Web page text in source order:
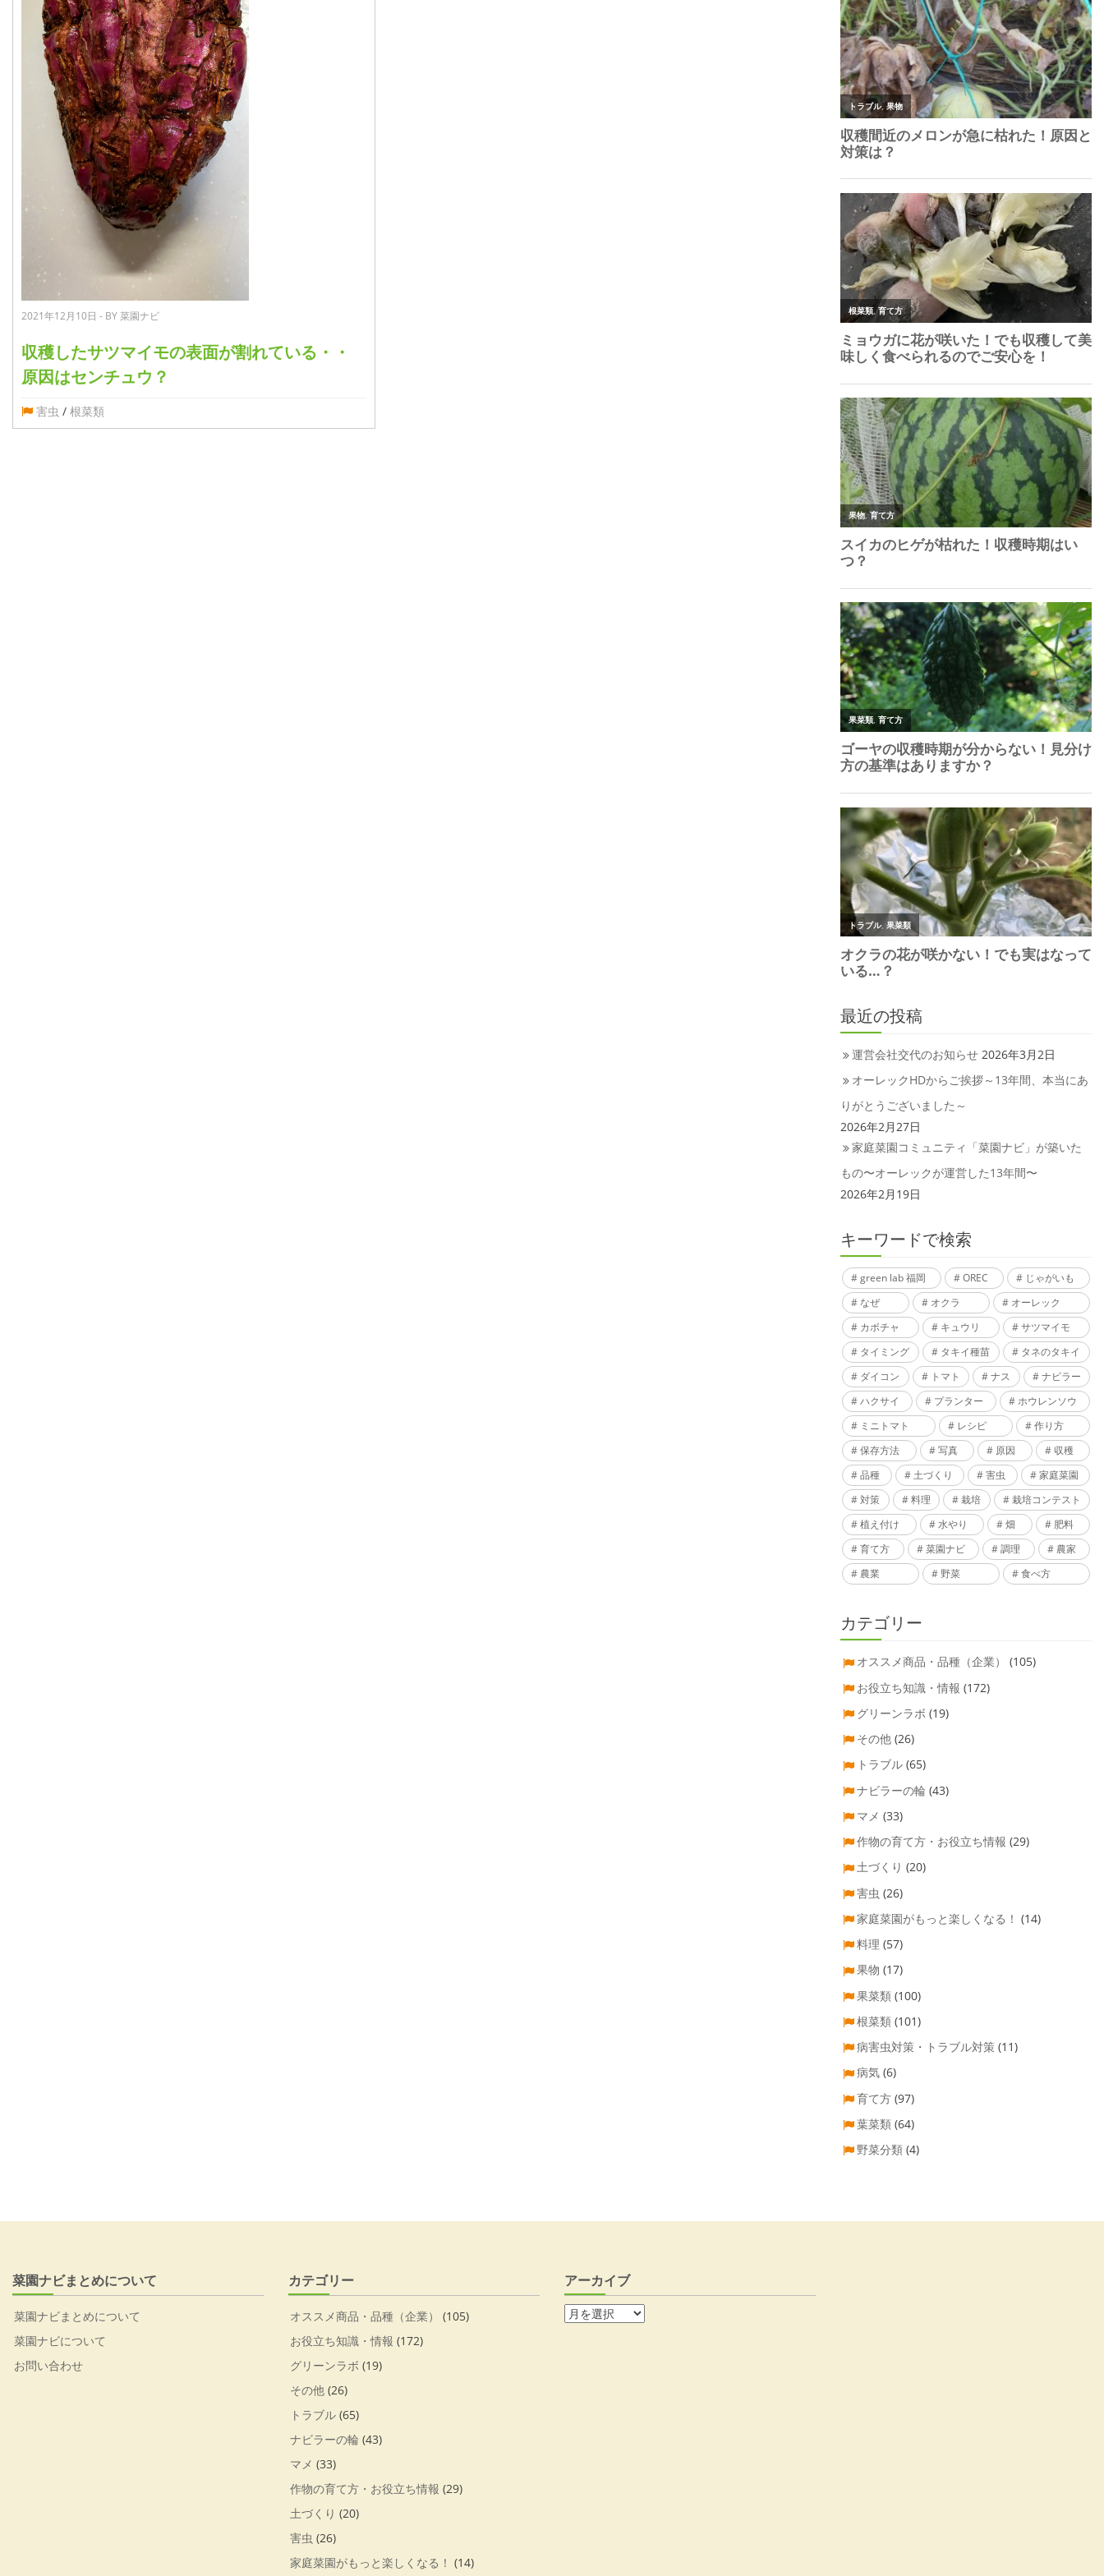
2021年12月10日 - BY 菜園ナビ
収穫したサツマイモの表面が割れている・・
原因はセンチュウ？
害虫 / 根菜類
最近の投稿
運営会社交代のお知らせ 2026年3月2日
オーレックHDからご挨拶～13年間、本当にあ
りがとうございました～
2026年2月27日
家庭菜園コミュニティ「菜園ナビ」が築いた
もの〜オーレックが運営した13年間〜
2026年2月19日
キーワードで検索
green lab 福岡 OREC
じゃがいも
なぜ
オクラ
オーレック
カボチャ
キュウリ
サツマイモ
タイミング
タキイ種苗
タネのタキイ
ダイコン
トマト ナス
ナビラー
ハクサイ
プランター
ホウレンソウ
ミニトマト
レシピ
作り方
保存方法
写真 原因
収穫
品種
土づくり 害虫
家庭菜園
対策
料理 栽培
栽培コンテスト
植え付け
水やり 畑
肥料
育て方
菜園ナビ 調理
農家
農業
野菜 食べ方
カテゴリー
オススメ商品・品種（企業）
(105)
お役立ち知識・情報 (172)
グリーンラボ (19)
その他 (26)
トラブル (65)
ナビラーの輪 (43)
マメ (33)
作物の育て方・お役立ち情報 (29)
土づくり (20)
害虫 (26)
家庭菜園がもっと楽しくなる！ (14)
料理 (57)
果物 (17)
果菜類 (100)
根菜類 (101)
病害虫対策・トラブル対策 (11)
病気 (6)
育て方 (97)
葉菜類 (64)
野菜分類 (4)
菜園ナビまとめについて
菜園ナビまとめについて
菜園ナビについて
お問い合わせ
カテゴリー
オススメ商品・品種（企業）
(105)
お役立ち知識・情報 (172)
グリーンラボ (19)
その他 (26)
トラブル (65)
ナビラーの輪 (43)
マメ (33)
作物の育て方・お役立ち情報 (29)
土づくり (20)
害虫 (26)
家庭菜園がもっと楽しくなる！ (14)
アーカイブ